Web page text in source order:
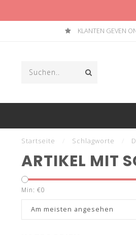
KLANTEN GEVEN
Startseite Schlagworte
ARTIKEL MIT
Min: €0
Am meisten angesehen